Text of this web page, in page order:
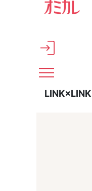
メインコンテンツへスキップ